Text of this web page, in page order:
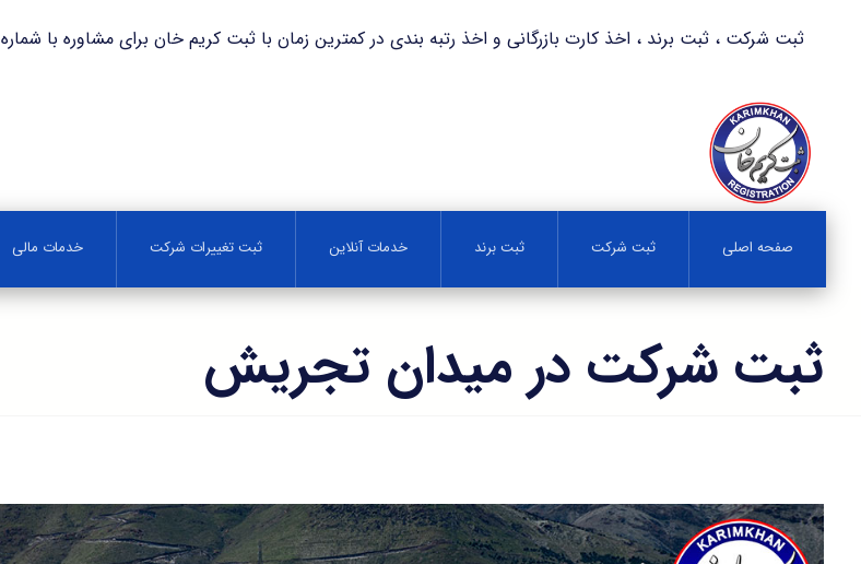
ثبت شرکت ، ثبت برند ، اخذ کارت بازرگانی و اخذ رتبه بندی در کمترین زمان با ثبت کریم خان برای مشاوره با شماره ۸۷۱۴۶ تماس حاصل فرمایید.
صفحه اصلی ثبت شرکت ثبت برند خدمات آنلاین ثبت تغییرات شرکت خدمات مالی
ثبت شرکت در میدان تجریش